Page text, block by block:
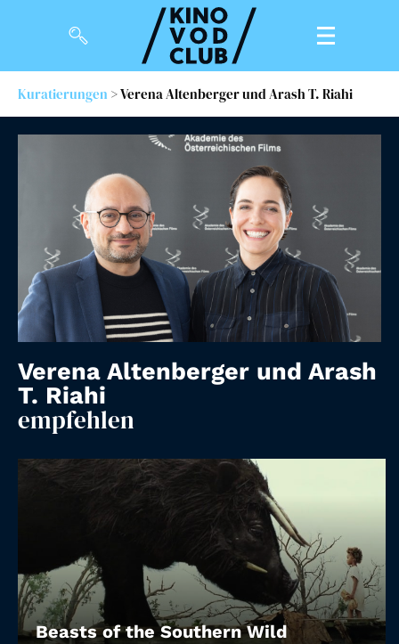
Filme
Magazin
Kuratierungen
Events
So geht’s
Filmpakete
& Filmpässe
Account
Kuratierungen > Verena Altenberger und Arash T. Riahi
Verena Altenberger und Arash
T. Riahi
empfehlen
Beasts of the Southern Wild